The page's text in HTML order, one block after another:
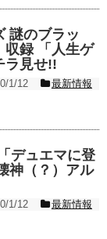
謎のブラッ
収録 「人生ゲ
ラ見せ!!
1/12
最新情報
デュエマに登
神（？）アル
1/12
最新情報